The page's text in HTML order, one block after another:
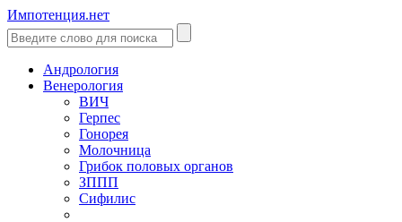
Импотенция.нет
Андрология
Венерология
ВИЧ
Герпес
Гонорея
Молочница
Грибок половых органов
ЗППП
Сифилис